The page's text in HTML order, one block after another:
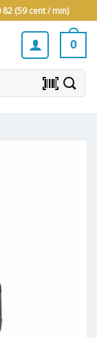
82 (59 cent / min)
0
barcode_scanner